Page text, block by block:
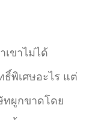
เขาไม่ได้
พิเศษอะไร แต่
ทผูกขาดโดย